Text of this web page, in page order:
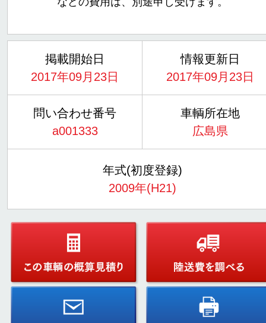
掲載開始日
2017年09月23日
情報更新日
2017年09月23日
問い合わせ番号
a001333
車輌所在地
広島県
年式(初度登録)
2009年(H21)